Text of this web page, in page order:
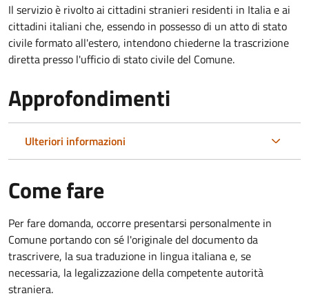
Il servizio è rivolto ai cittadini stranieri residenti in Italia e ai
cittadini italiani che, essendo in possesso di un atto di stato
civile formato all'estero, intendono chiederne la trascrizione
diretta presso l'ufficio di stato civile del Comune.
Approfondimenti
Ulteriori informazioni
Come fare
Per fare domanda, occorre presentarsi personalmente in
Comune portando con sé l'originale del documento da
trascrivere, la sua traduzione in lingua italiana e, se
necessaria, la legalizzazione della competente autorità
straniera.